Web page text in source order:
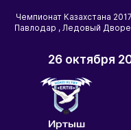
Чемпионат Казахстана
Павлодар , Ледовый
26 октября
Иртыш